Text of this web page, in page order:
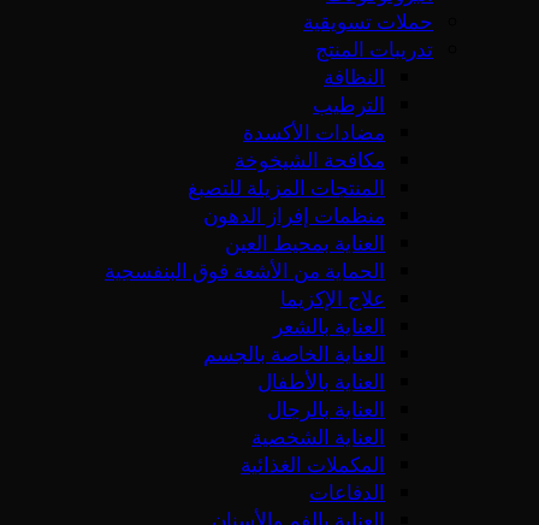
حملات تسويقية
تدريبات المنتج
النظافة
الترطيب
مضادات الأكسدة
مكافحة الشيخوخة
المنتجات المزيلة للتصبغ
منظمات إفراز الدهون
العناية بمحيط العين
الحماية من الأشعة فوق البنفسجية
علاج الإكزيما
العناية بالشعر
العناية الخاصة بالجسم
العناية بالأطفال
العناية بالرجال
العناية الشخصية
المكملات الغذائية
الدفاعات